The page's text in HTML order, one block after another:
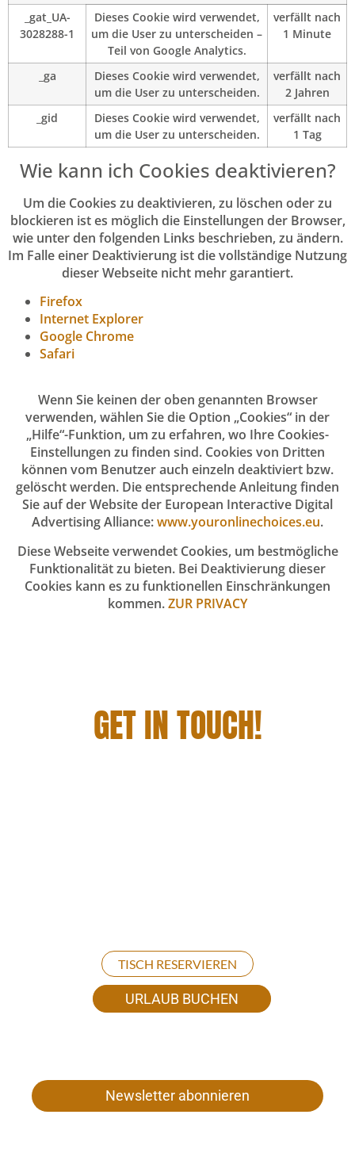
_gat_UA-
3028288-1
Dieses Cookie wird verwendet,
um die User zu unterscheiden –
Teil von Google Analytics.
verfällt nach
1 Minute
_ga
Dieses Cookie wird verwendet,
um die User zu unterscheiden.
verfällt nach
2 Jahren
_gid
Dieses Cookie wird verwendet,
um die User zu unterscheiden.
verfällt nach
1 Tag
Wie kann ich Cookies deaktivieren?
Um die Cookies zu deaktivieren, zu löschen oder zu
blockieren ist es möglich die Einstellungen der Browser,
wie unter den folgenden Links beschrieben, zu ändern.
Im Falle einer Deaktivierung ist die vollständige Nutzung
dieser Webseite nicht mehr garantiert.
Firefox
Internet Explorer
Google Chrome
Safari
Wenn Sie keinen der oben genannten Browser
verwenden, wählen Sie die Option „Cookies“ in der
„Hilfe“-Funktion, um zu erfahren, wo Ihre Cookies-
Einstellungen zu finden sind. Cookies von Dritten
können vom Benutzer auch einzeln deaktiviert bzw.
gelöscht werden. Die entsprechende Anleitung finden
Sie auf der Website der European Interactive Digital
Advertising Alliance:www.youronlinechoices.eu.
Diese Webseite verwendet Cookies, um bestmögliche
Funktionalität zu bieten. Bei Deaktivierung dieser
Cookies kann es zu funktionellen Einschränkungen
kommen.ZUR PRIVACY
GET IN TOUCH!
TISCH RESERVIEREN
URLAUB BUCHEN
Newsletter abonnieren